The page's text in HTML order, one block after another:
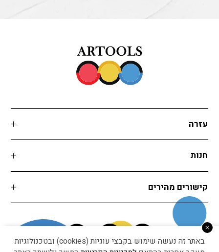
עזרה
חנות
קישורים מהירים
באתר זה נעשה שימוש בקבצי עוגיות (cookies) ובטכנולוגיות